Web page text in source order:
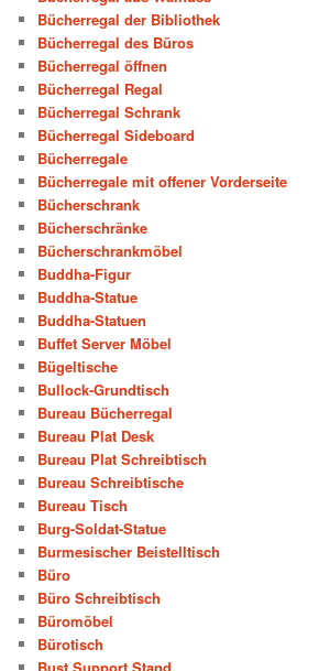
Bücherregal der Bibliothek
Bücherregal des Büros
Bücherregal öffnen
Bücherregal Regal
Bücherregal Schrank
Bücherregal Sideboard
Bücherregale
Bücherregale mit offener Vorderseite
Bücherschrank
Bücherschränke
Bücherschrankmöbel
Buddha-Figur
Buddha-Statue
Buddha-Statuen
Buffet Server Möbel
Bügeltische
Bullock-Grundtisch
Bureau Bücherregal
Bureau Plat Desk
Bureau Plat Schreibtisch
Bureau Schreibtische
Bureau Tisch
Burg-Soldat-Statue
Burmesischer Beistelltisch
Büro
Büro Schreibtisch
Büromöbel
Bürotisch